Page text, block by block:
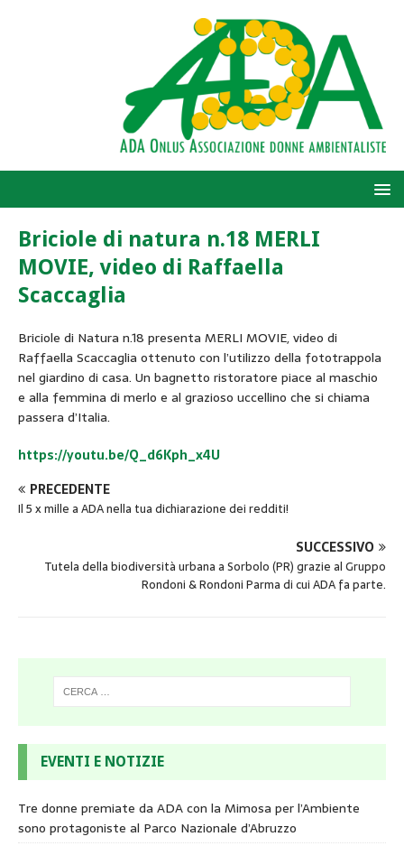
Briciole di natura n.18 MERLI
MOVIE, video di Raffaella
Scaccaglia
Briciole di Natura n.18 presenta MERLI MOVIE, video di
Raffaella Scaccaglia ottenuto con l’utilizzo della fototrappola
nel giardino di casa. Un bagnetto ristoratore piace al maschio
e alla femmina di merlo e al grazioso uccellino che si chiama
passera d’Italia.
https://youtu.be/Q_d6Kph_x4U
PRECEDENTE
Il 5 x mille a ADA nella tua dichiarazione dei redditi!
SUCCESSIVO
Tutela della biodiversità urbana a Sorbolo (PR) grazie al Gruppo
Rondoni & Rondoni Parma di cui ADA fa parte.
EVENTI E NOTIZIE
Tre donne premiate da ADA con la Mimosa per l’Ambiente
sono protagoniste al Parco Nazionale d’Abruzzo